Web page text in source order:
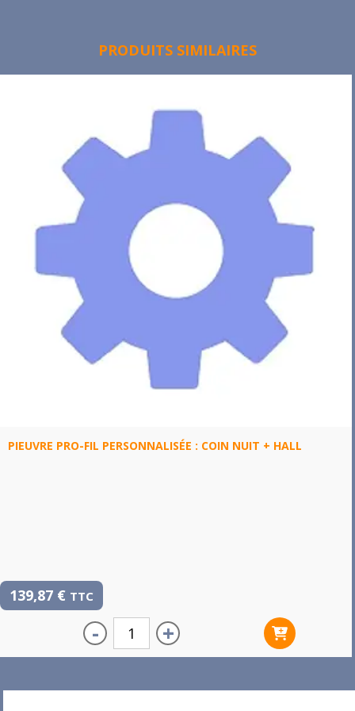
PRODUITS SIMILAIRES
PIEUVRE PRO-FIL PERSONNALISÉE : COIN NUIT + HALL
139,87 € TTC
- +